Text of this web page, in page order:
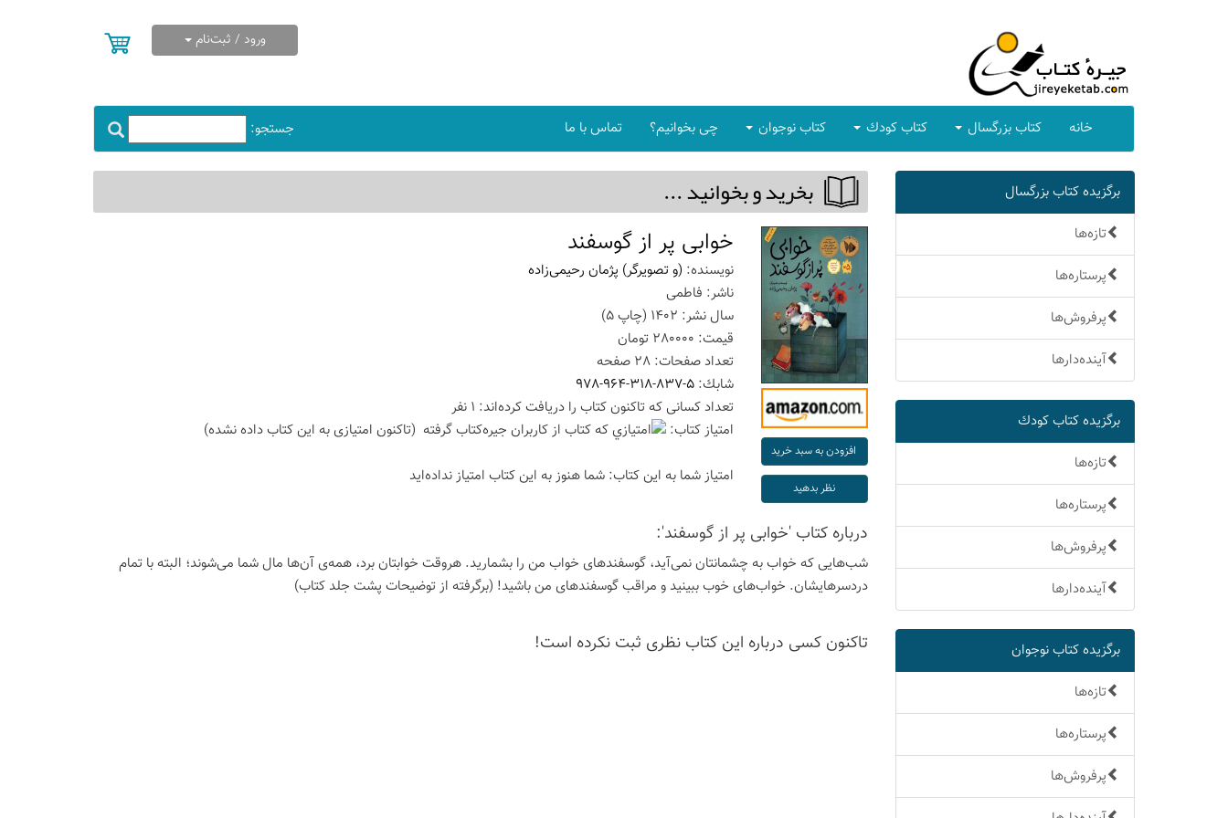
ورود / ثبت‌نام
جستجو: خانه كتاب بزرگسال كتاب كودك كتاب نوجوان چی بخوانیم؟ تماس با ما
برگزیده كتاب بزرگسال
تازه‌ها
پرستاره‌ها
پرفروش‌ها
آینده‌دارها
برگزیده كتاب كودك
تازه‌ها
پرستاره‌ها
پرفروش‌ها
آینده‌دارها
برگزیده كتاب نوجوان
تازه‌ها
پرستاره‌ها
پرفروش‌ها
بخريد و بخوانيد ...
خوابی پر از گوسفند
نویسنده: (و تصویرگر) پژمان رحیمی‌زاده
ناشر: فاطمی
سال نشر: 1402 (چاپ5
)
قیمت: 280000 تومان
تعداد صفحات: 28 صفحه
شابك: 978-964-318-837-5
تعداد كسانی كه تاكنون كتاب را دریافت كرده‌اند: 1 نفر
امتیاز كتاب:
(تاكنون امتیازی به این كتاب داده نشده)
امتیاز شما به این كتاب: شما هنوز به این كتاب امتیاز نداده‌اید
درباره كتاب 'خوابی پر از گوسفند':
شب‌هایی که خواب به چشمانتان نمی‌آید، گوسفندهای خواب من را بشمارید. هروقت خوابتان برد، همه‌ی آن‌ها مال شما می‌شوند؛ البته با تمام
دردسرهایشان. خواب‌های خوب ببینید و مراقب گوسفندهای من باشید! (برگرفته از توضیحات پشت جلد کتاب)
تاكنون كسی درباره این كتاب نظری ثبت نكرده است!